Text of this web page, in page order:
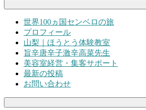
世界100ヵ国センベロの旅
プロフィール
山梨｜ほうとう体験教室
旨辛唐辛子激辛高菜先生
美容室経営・集客サポート
最新の投稿
お問い合わせ